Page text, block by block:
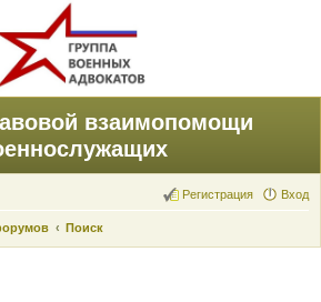
взаимопомощи
Вход
Регистрация
Поиск